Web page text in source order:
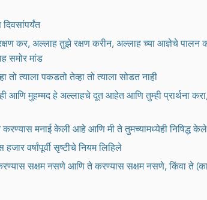
कर, अल्लाह तुझे रक्षण करीन, अल्लाह च्या आज्ञेचे
समोर मांड
त्याला पकडतो तेव्हा तो त्याला सोडत नाही
आणि मुहम्मद हे अल्लाहचे दूत आहेत आणि तुम्ही
करण्यास मनाई केली आहे आणि मी ते तुमच्यामध्येही
वर्षांपूर्वी सृष्टीचे नियम लिहिले
करण्यास सक्षम नसणे आणि ते करण्यास सक्षम नसणे, किंवा ते